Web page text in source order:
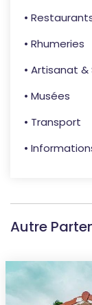
•
• Rhumeries
• Artisanat &
• Musées
• Transport
•
Autre